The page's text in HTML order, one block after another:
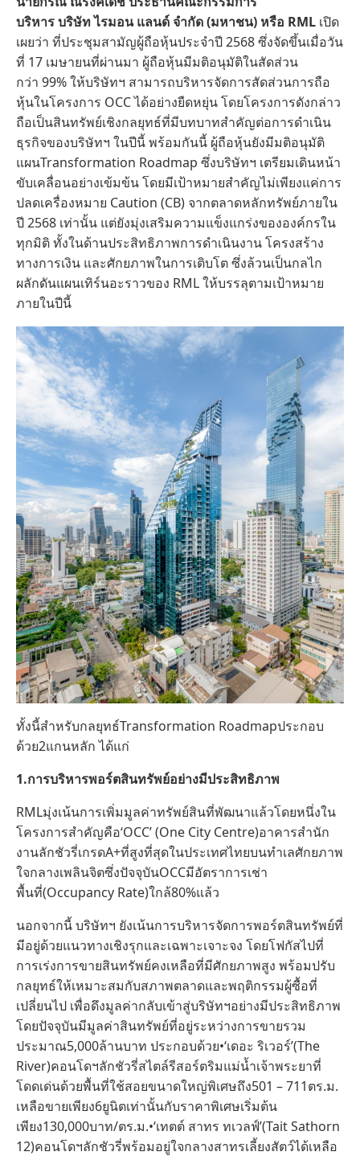
บริหาร บริษัท ไรมอน แลนด์ จำกัด (มหาชน) หรือ RML เปิด
เผยว่า ที่ประชุมสามัญผู้ถือหุ้นประจำปี 2568 ซึ่งจัดขึ้นเมื่อวัน
ที่ 17 เมษายนที่ผ่านมา ผู้ถือหุ้นมีมติอนุมัติในสัดส่วน
กว่า 99% ให้บริษัทฯ สามารถบริหารจัดการสัดส่วนการถือ
หุ้นในโครงการ OCC ได้อย่างยืดหยุ่น โดยโครงการดังกล่าว
ถือเป็นสินทรัพย์เชิงกลยุทธ์ที่มีบทบาทสำคัญต่อการดำเนิน
ธุรกิจของบริษัทฯ ในปีนี้ พร้อมกันนี้ ผู้ถือหุ้นยังมีมติอนุมัติ
แผนTransformation Roadmap ซึ่งบริษัทฯ เตรียมเดินหน้า
ขับเคลื่อนอย่างเข้มข้น โดยมีเป้าหมายสำคัญไม่เพียงแค่การ
ปลดเครื่องหมาย Caution (CB) จากตลาดหลักทรัพย์ภายใน
ปี 2568 เท่านั้น แต่ยังมุ่งเสริมความแข็งแกร่งขององค์กรใน
ทุกมิติ ทั้งในด้านประสิทธิภาพการดำเนินงาน โครงสร้าง
ทางการเงิน และศักยภาพในการเติบโต ซึ่งล้วนเป็นกลไก
ผลักดันแผนเทิร์นอะราวของ RML ให้บรรลุตามเป้าหมาย
ภายในปีนี้
ทั้งนี้สำหรับกลยุทธ์Transformation Roadmapประกอบ
ด้วย2แกนหลัก ได้แก่
1.การบริหารพอร์ตสินทรัพย์อย่างมีประสิทธิภาพ
RMLมุ่งเน้นการเพิ่มมูลค่าทรัพย์สินที่พัฒนาแล้วโดยหนึ่งใน
โครงการสำคัญคือ‘OCC’ (One City Centre)อาคารสำนัก
งานลักชัวรี่เกรดA+ที่สูงที่สุดในประเทศไทยบนทำเลศักยภาพ
ใจกลางเพลินจิตซึ่งปัจจุบันOCCมีอัตราการเช่า
พื้นที่(Occupancy Rate)ใกล้80%แล้ว
นอกจากนี้ บริษัทฯ ยังเน้นการบริหารจัดการพอร์ตสินทรัพย์ที่
มีอยู่ด้วยแนวทางเชิงรุกและเฉพาะเจาะจง โดยโฟกัสไปที่
การเร่งการขายสินทรัพย์คงเหลือที่มีศักยภาพสูง พร้อมปรับ
กลยุทธ์ให้เหมาะสมกับสภาพตลาดและพฤติกรรมผู้ซื้อที่
เปลี่ยนไป เพื่อดึงมูลค่ากลับเข้าสู่บริษัทฯอย่างมีประสิทธิภาพ
โดยปัจจุบันมีมูลค่าสินทรัพย์ที่อยู่ระหว่างการขายรวม
ประมาณ5,000ล้านบาท ประกอบด้วย•‘เดอะ ริเวอร์’(The
River)คอนโดฯลักชัวรี่สไตล์รีสอร์ตริมแม่น้ำเจ้าพระยาที่
โดดเด่นด้วยพื้นที่ใช้สอยขนาดใหญ่พิเศษถึง501 – 711ตร.ม.
เหลือขายเพียง6ยูนิตเท่านั้นกับราคาพิเศษเริ่มต้น
เพียง130,000บาท/ตร.ม.•‘เทตต์ สาทร ทเวลฟ์’(Tait Sathorn
12)คอนโดฯลักชัวรี่พร้อมอยู่ใจกลางสาทรเลี้ยงสัตว์ได้เหลือ